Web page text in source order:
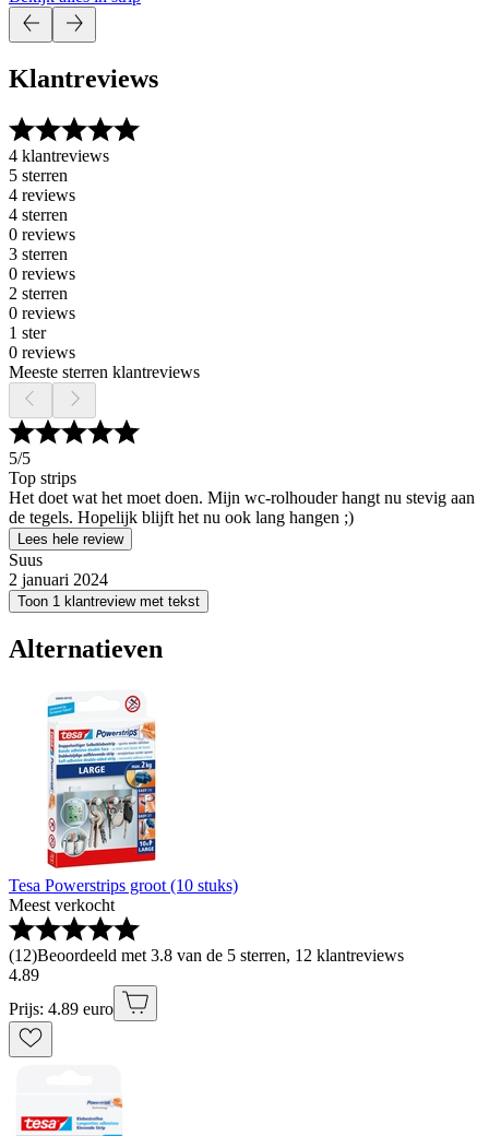
Klantreviews
4 klantreviews
5 sterren
4 reviews
4 sterren
0 reviews
3 sterren
0 reviews
2 sterren
0 reviews
1 ster
0 reviews
Meeste sterren klantreviews
5/5
Top strips
Het doet wat het moet doen. Mijn wc-rolhouder hangt nu stevig aan
de tegels. Hopelijk blijft het nu ook lang hangen ;)
Lees hele review
Suus
2 januari 2024
Toon 1 klantreview met tekst
Alternatieven
Tesa Powerstrips groot (10 stuks)
Meest verkocht
(12)Beoordeeld met 3.8 van de 5 sterren, 12 klantreviews
4.89
Prijs: 4.89 euro